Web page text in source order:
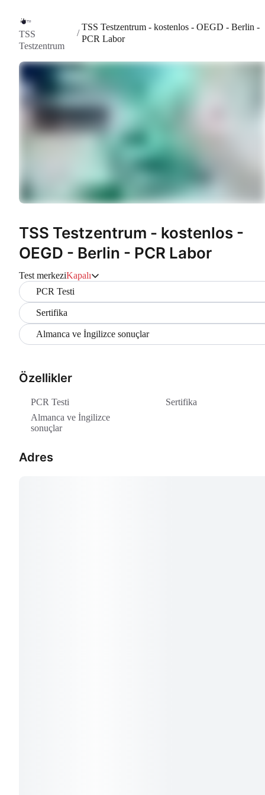
TSS
Testzentrum
/
TSS Testzentrum - kostenlos - OEGD - Berlin -
PCR Labor
TSS Testzentrum - kostenlos -
OEGD - Berlin - PCR Labor
Test merkeziKapalı
PCR Testi
Sertifika
Almanca ve İngilizce sonuçlar
Özellikler
PCR Testi
Sertifika
Almanca ve İngilizce
sonuçlar
Adres